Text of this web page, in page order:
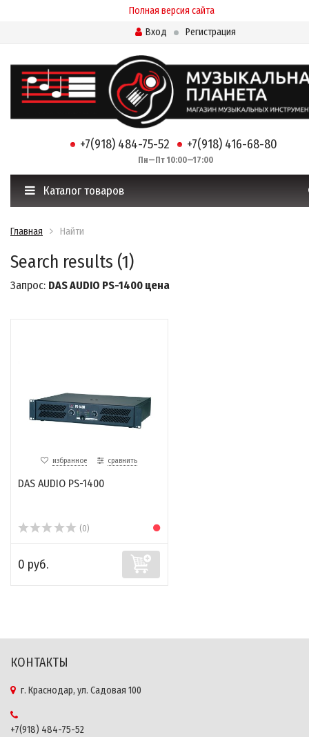
Полная версия сайта
Вход
Регистрация
+7(918) 484-75-52 +7(918) 416-68-80
Пн—Пт 10:00—17:00
Каталог товаров
Главная Найти
Search results (1)
Запрос: DAS AUDIO PS-1400 цена
избранное сравнить
DAS AUDIO PS-1400
(0)
0 руб.
КОНТАКТЫ
г. Краснодар, ул. Садовая 100
+7(918) 484-75-52